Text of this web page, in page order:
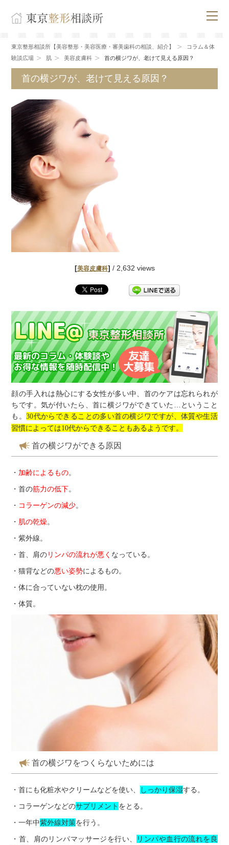
東京整形相談所【美容整形・美容医療・審美歯科の相談、紹介】
コラム＆体
験談広場
肌 美容皮膚科 首の横ジワが、老けて見える原因？
首の横ジワが、老けて見える原因？
[美容皮膚科] / 2,632 views
顔の手入れは熱心にする女性が多い中、首のケアは忘れられが
ちです。気が付いたら、首に横ジワができていた…ということ
も。30代からできることの多い首の横ジワですが、体質や生活
習慣によっては10代からできることもあるようです。
首の横ジワができる原因
・ 加齢によるもの。
・首の筋力の低下。
・ コラーゲンの減少。
・ 肌の乾燥。
・紫外線。
・首、肩のリンパの流れが悪く なっている。
・猫背などの悪い姿勢によるもの。
・体に合っていない枕の使用。
・体質。
首の横ジワをつくらないためには
・首にも化粧水やクリームなどを使い、 しっかり保湿する。
・コラーゲンなどのサプリメント をとる。
・一年中紫外線対策を行う。
・首、肩のリンパマッサージを行い、
リンパや血行の流れを良